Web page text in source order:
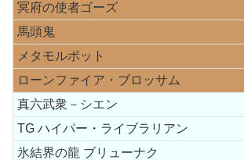
冥府の使者ゴーズ
馬頭鬼
メタモルポット
ローンファイア・ブロッサム
真六武衆－シエン
TG ハイパー・ライブラリアン
氷結界の龍 ブリューナク